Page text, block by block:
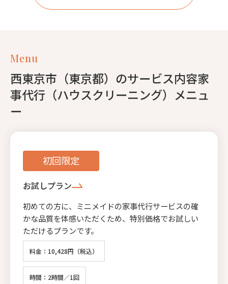
Menu
西東京市（東京都）のサービス内容家
事代行（ハウスクリーニング）メニュ
ー
初回限定
お試しプラン
初めての方に、ミニメイドの家事代行サービスの確
かな品質を体感いただくため、特別価格でお試しい
ただけるプランです。
料金：10,428円（税込）
時間：2時間／1回